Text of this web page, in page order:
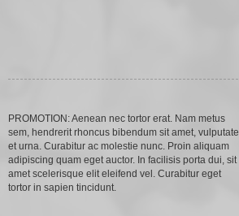
PROMOTION: Aenean nec tortor erat. Nam metus
sem, hendrerit rhoncus bibendum sit amet, vulputate
et urna. Curabitur ac molestie nunc. Proin aliquam
adipiscing quam eget auctor. In facilisis porta dui, sit
amet scelerisque elit eleifend vel. Curabitur eget
tortor in sapien tincidunt.